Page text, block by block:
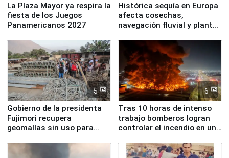
La Plaza Mayor ya respira la
fiesta de los Juegos
Panamericanos 2027
Histórica sequía en Europa
afecta cosechas,
navegación fluvial y plantas
5
Gobierno de la presidenta
Fujimori recupera
geomallas sin uso para
Fenómeno El Niño
6
Tras 10 horas de intenso
trabajo bomberos logran
controlar el incendio en una
de Chile